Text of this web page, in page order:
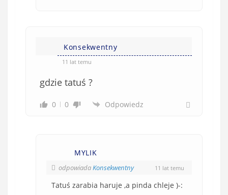
Konsekwentny
11 lat temu
gdzie tatuś ?
0 0 Odpowiedz
MYLIK
odpowiadaKonsekwentny 11 lat temu
Tatuś zarabia haruje ,a pinda chleje )-: